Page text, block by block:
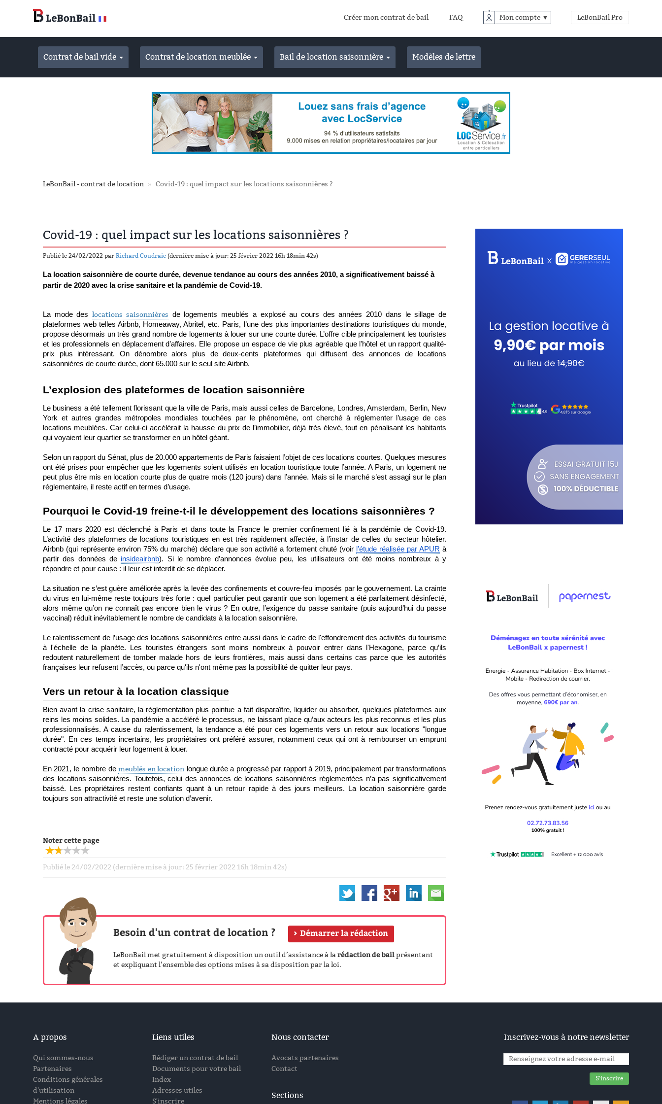
Créer mon contrat de bail FAQ Mon compte ▼ LeBonBail Pro
Contrat de bail vide Contrat de location meublée Bail de location saisonnière Modèles de lettre
LeBonBail - contrat de location Covid-19 : quel impact sur les locations saisonnières ?
Covid-19 : quel impact sur les locations saisonnières ?
Publié le 24/02/2022 par Richard Coudraie (dernière mise à jour: 25 février 2022 16h 18min 42s)
La location saisonnière de courte durée, devenue tendance au cours des années 2010, a significativement baissé à
partir de 2020 avec la crise sanitaire et la pandémie de Covid-19.
La mode des locations saisonnières de logements meublés a explosé au cours des années 2010 dans le sillage de
plateformes web telles Airbnb, Homeaway, Abritel, etc. Paris, l’une des plus importantes destinations touristiques du monde,
propose désormais un très grand nombre de logements à louer sur une courte durée. L’offre cible principalement les touristes
et les professionnels en déplacement d’affaires. Elle propose un espace de vie plus agréable que l'hôtel et un rapport qualité-
prix plus intéressant. On dénombre alors plus de deux-cents plateformes qui diffusent des annonces de locations
saisonnières de courte durée, dont 65.000 sur le seul site Airbnb.
L’explosion des plateformes de location saisonnière
Le business a été tellement florissant que la ville de Paris, mais aussi celles de Barcelone, Londres, Amsterdam, Berlin, New
York et autres grandes métropoles mondiales touchées par le phénomène, ont cherché à réglementer l’usage de ces
locations meublées. Car celui-ci accélérait la hausse du prix de l’immobilier, déjà très élevé, tout en pénalisant les habitants
qui voyaient leur quartier se transformer en un hôtel géant.
Selon un rapport du Sénat, plus de 20.000 appartements de Paris faisaient l’objet de ces locations courtes. Quelques mesures
ont été prises pour empêcher que les logements soient utilisés en location touristique toute l’année. A Paris, un logement ne
peut plus être mis en location courte plus de quatre mois (120 jours) dans l’année. Mais si le marché s’est assagi sur le plan
réglementaire, il reste actif en termes d’usage.
Pourquoi le Covid-19 freine-t-il le développement des locations saisonnières ?
Le 17 mars 2020 est déclenché à Paris et dans toute la France le premier confinement lié à la pandémie de Covid-19.
L’activité des plateformes de locations touristiques en est très rapidement affectée, à l’instar de celles du secteur hôtelier.
Airbnb (qui représente environ 75% du marché) déclare que son activité a fortement chuté (voir l’étude réalisée par APUR à
partir des données de insideairbnb). Si le nombre d’annonces évolue peu, les utilisateurs ont été moins nombreux à y
répondre et pour cause : il leur est interdit de se déplacer.
La situation ne s’est guère améliorée après la levée des confinements et couvre-feu imposés par le gouvernement. La crainte
du virus en lui-même reste toujours très forte : quel particulier peut garantir que son logement a été parfaitement désinfecté,
alors même qu’on ne connaît pas encore bien le virus ? En outre, l’exigence du passe sanitaire (puis aujourd’hui du passe
vaccinal) réduit inévitablement le nombre de candidats à la location saisonnière.
Le ralentissement de l’usage des locations saisonnières entre aussi dans le cadre de l'effondrement des activités du tourisme
à l'échelle de la planète. Les touristes étrangers sont moins nombreux à pouvoir entrer dans l'Hexagone, parce qu’ils
redoutent naturellement de tomber malade hors de leurs frontières, mais aussi dans certains cas parce que les autorités
françaises leur refusent l’accès, ou parce qu'ils n'ont même pas la possibilité de quitter leur pays.
Vers un retour à la location classique
Bien avant la crise sanitaire, la réglementation plus pointue a fait disparaître, liquider ou absorber, quelques plateformes aux
reins les moins solides. La pandémie a accéléré le processus, ne laissant place qu’aux acteurs les plus reconnus et les plus
professionnalisés. A cause du ralentissement, la tendance a été pour ces logements vers un retour aux locations "longue
durée". En ces temps incertains, les propriétaires ont préféré assurer, notamment ceux qui ont à rembourser un emprunt
contracté pour acquérir leur logement à louer.
En 2021, le nombre de meublés en location longue durée a progressé par rapport à 2019, principalement par transformations
des locations saisonnières. Toutefois, celui des annonces de locations saisonnières réglementées n’a pas significativement
baissé. Les propriétaires restent confiants quant à un retour rapide à des jours meilleurs. La location saisonnière garde
toujours son attractivité et reste une solution d’avenir.
Noter cette page
Publié le 24/02/2022 (dernière mise à jour: 25 février 2022 16h 18min 42s)
Besoin d'un contrat de location ? Démarrer la rédaction
LeBonBail met gratuitement à disposition un outil d’assistance à larédaction de bailprésentant
et expliquant l’ensemble des options mises à sa disposition par la loi.
A propos
Qui sommes-nous
Partenaires
Conditions générales
d'utilisation
Mentions légales
Liens utiles
Rédiger un contrat de bail
Documents pour votre bail
Index
Adresses utiles
S'inscrire
Nous contacter
Avocats partenaires
Contact
Sections
Inscrivez-vous à notre newsletter